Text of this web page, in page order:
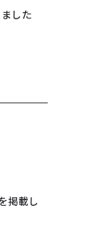
した
掲載し